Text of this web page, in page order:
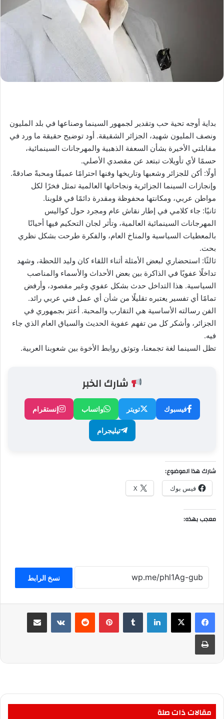
بداية أوجه تحية حب وتقدير لجمهور السينما وصناعها في بلد المليون
ونصف المليون شهيد، الجزائر الشقيقة. أود توضيح حقيقة ما ورد في
مقابلتي الأخيرة بشأن السعفة الذهبية والمهرجانات السينمائية،
حسمًا لأي تأويلات تبتعد عن مقصدي الأصلي.
أولًا: أكن للجزائر وشعبها وتاريخها وفنها احترامًا عميقًا ومحبةً صادقةً.
وإنجازات السينما الجزائرية ونجاحاتها العالمية تمثل فخرًا لكل
مواطن عربي، ومكانتها محفوظة ومقدرة دائمًا في قلوبنا.
ثانيًا: جاء كلامي في إطار نقاش عام ومجرد حول كواليس
المهرجانات السينمائية العالمية، وتأثر لجان التحكيم فيها أحيانًا
بالمعطيات السياسية والمناخ العام، والفكرة طرحت بشكل نظري
بحت.
ثالثًا: استحضاري لبعض الأمثلة أثناء اللقاء كان وليد اللحظة، وشهد
تداخلًا عفويًا في الذاكرة بين بعض الأحداث والأسماء والمناصب
السياسية. هذا التداخل حدث بشكل عفوي وغير مقصود، وأرفض
تمامًا أي تفسير يعتبره تقليلًا من شأن أي عمل فني عربي رائد.
الفن رسالته الأساسية هي التقارب والمحبة. أعتز بجمهوري في
الجزائر، وأشكر كل من تفهم عفوية الحديث والسياق العام الذي جاء
فيه.
تظل السينما لغة تجمعنا، وتوثق روابط الأخوة بين شعوبنا العربية.
شارك الخبر
فيسبوك تويتر واتساب إنستقرام
تيليجرام
شارك هذا الموضوع:
فيس بوك X
معجب بهذه:
نسخ الرابط
لينكدإن بينتيريست مشاركة عبر البريد
طباعة
مقالات ذات صلة